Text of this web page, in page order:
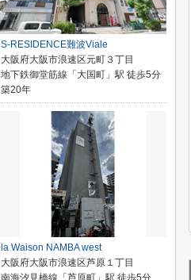
S-RESIDENCE難波Viale
大阪府大阪市浪速区元町３丁目
地下鉄御堂筋線「大国町」駅 徒歩5分
築20年
la Waison NAMBA west
大阪府大阪市浪速区芦原１丁目
南海汐見橋線「芦原町」駅 徒歩5分